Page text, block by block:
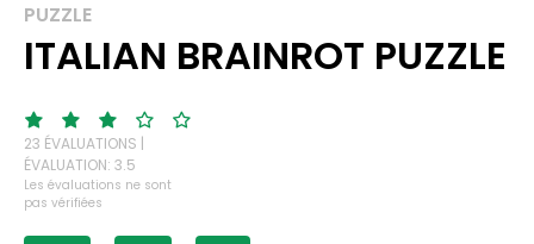
PUZZLE
ITALIAN BRAINROT PUZZLE
23 ÉVALUATIONS |
ÉVALUATION: 3.5
Les évaluations ne sont
pas vérifiées